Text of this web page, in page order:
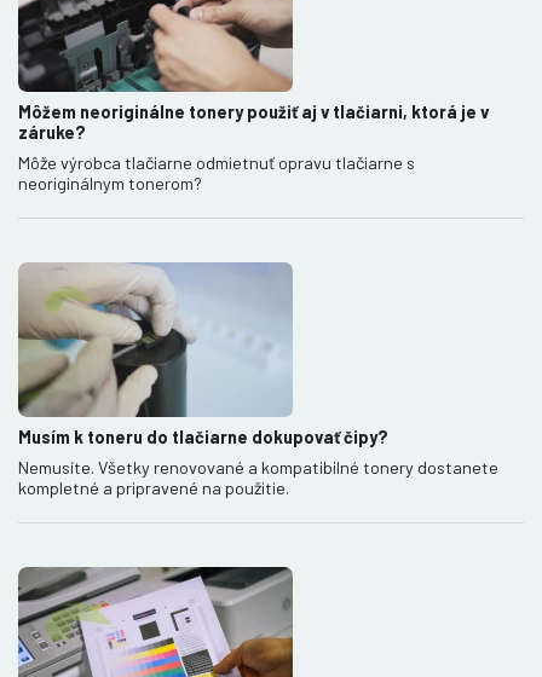
Môžem neoriginálne tonery použiť aj v tlačiarni, ktorá je v
záruke?
Môže výrobca tlačiarne odmietnuť opravu tlačiarne s
neoriginálnym tonerom?
Musím k toneru do tlačiarne dokupovať čipy?
Nemusíte. Všetky renovované a kompatibilné tonery dostanete
kompletné a pripravené na použitie.